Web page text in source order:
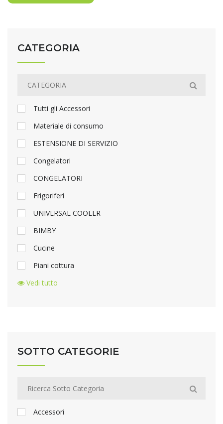
CATEGORIA
Tutti gli Accessori
Materiale di consumo
ESTENSIONE DI SERVIZIO
Congelatori
CONGELATORI
Frigoriferi
UNIVERSAL COOLER
BIMBY
Cucine
Piani cottura
Vedi tutto
SOTTO CATEGORIE
Accessori